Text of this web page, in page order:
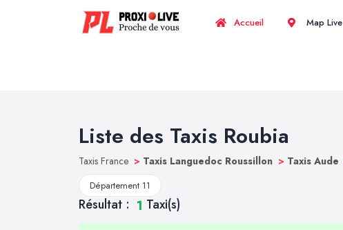
Accueil Map Live
Liste des Taxis Roubia
Taxis France > Taxis Languedoc Roussillon > Taxis Aude
Département 11
Résultat : 1 Taxi(s)